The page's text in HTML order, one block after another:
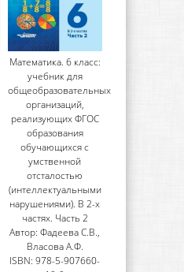
Математика. 6 класс:
учебник для
общеобразовательных
организаций,
реализующих ФГОС
образования
обучающихся с
умственной
отсталостью
(интеллектуальными
нарушениями). В 2-х
частях. Часть 2
Автор: Фадеева С.В.,
Власова А.Ф.
ISBN: 978-5-907660-